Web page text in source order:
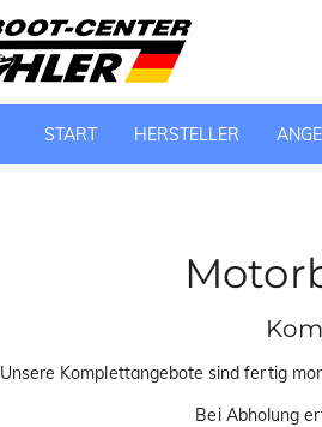
START HERSTELLER
Unsere Komplettangebote sind fertig
Bei Abholung